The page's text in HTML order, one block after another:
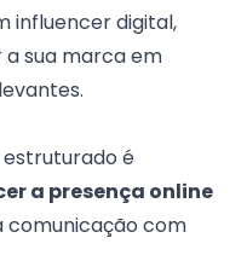
influencer digital,
sua marca em
é
a presença online
comunicação com